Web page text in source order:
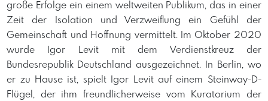
große Erfolge ein einem weltweiten Publikum, das in einer
Zeit der Isolation und Verzweiflung ein Gefühl der
Gemeinschaft und Hoffnung vermittelt. Im Oktober 2020
wurde Igor Levit mit dem Verdienstkreuz der
Bundesrepublik Deutschland ausgezeichnet. In Berlin, wo
er zu Hause ist, spielt Igor Levit auf einem Steinway-D-
Flügel, der ihm freundlicherweise vom Kuratorium der